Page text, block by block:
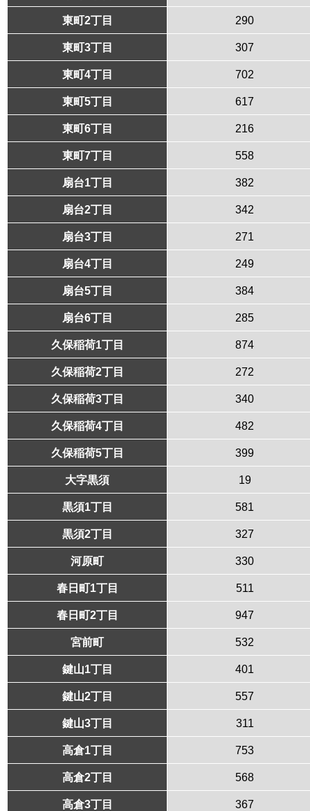
東町2丁目 290
東町3丁目 307
東町4丁目 702
東町5丁目 617
東町6丁目 216
東町7丁目 558
扇台1丁目 382
扇台2丁目 342
扇台3丁目 271
扇台4丁目 249
扇台5丁目 384
扇台6丁目 285
久保稲荷1丁目 874
久保稲荷2丁目 272
久保稲荷3丁目 340
久保稲荷4丁目 482
久保稲荷5丁目 399
大字黒須 19
黒須1丁目 581
黒須2丁目 327
河原町 330
春日町1丁目 511
春日町2丁目 947
宮前町 532
鍵山1丁目 401
鍵山2丁目 557
鍵山3丁目 311
高倉1丁目 753
高倉2丁目 568
高倉3丁目 367